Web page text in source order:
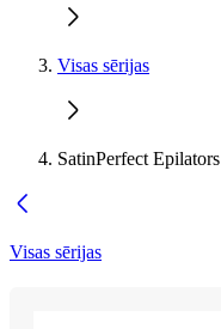
Visas sērijas
SatinPerfect Epilators
Visas sērijas